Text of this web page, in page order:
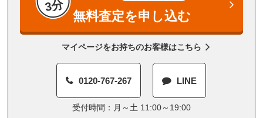
3分
無料査定を申し込む
マイページをお持ちのお客様はこちら
0120-767-267 LINE
受付時間：月～土 11:00～19:00